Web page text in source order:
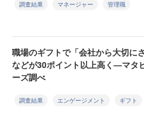
調査結果 マネージャー 管理職
職場のギフトで「会社から大切に
などが30ポイント以上高く—マタ
ーズ調べ
調査結果 エンゲージメント ギフト